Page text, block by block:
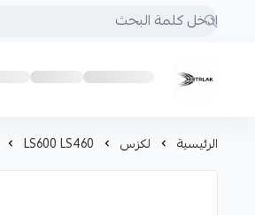
Motrlak
الرئيسية لكزس LS600 LS460